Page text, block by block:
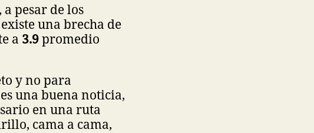
pesar de los
una brecha de
a 3.9promedio
y no para
una buena noticia,
en una ruta
cama a cama,